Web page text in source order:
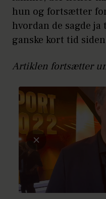
hun og fortsætter
hvordan de sagde
ganske kort tid
Artiklen fortsætter